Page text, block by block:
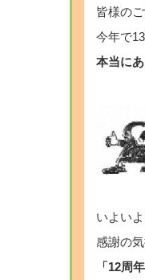
皆様の
今年で
本当に
いよい
感謝の
「12周